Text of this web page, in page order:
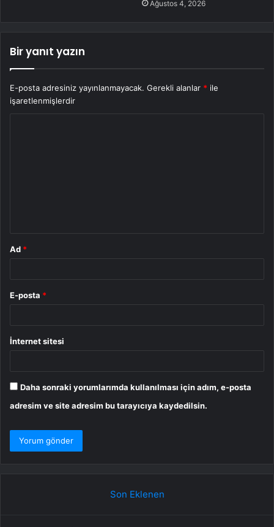
Ağustos 4, 2026
Bir yanıt yazın
E-posta adresiniz yayınlanmayacak. Gerekli alanlar * ile
işaretlenmişlerdir
Ad *
E-posta *
İnternet sitesi
Daha sonraki yorumlarımda kullanılması için adım, e-posta
adresim ve site adresim bu tarayıcıya kaydedilsin.
Son Eklenen